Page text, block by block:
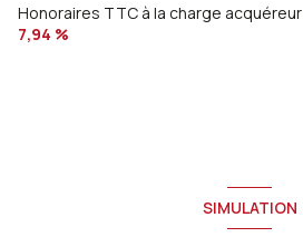
Honoraires TTC à la charge acquéreur
7,94 %
SIMULATION